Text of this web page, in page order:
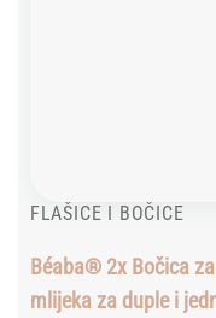
FLAŠICE I BOČICE
Béaba® 2x Bočica
mlijeka za duple i